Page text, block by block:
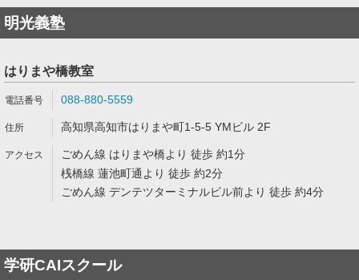
明光義塾
はりまや橋教室
088-880-5559
高知県高知市はりまや町1-5-5 YMビル 2F
ごめん線 はりまや橋より 徒歩 約1分
桟橋線 蓮池町通より 徒歩 約2分
ごめん線 デンテツターミナルビル前より 徒歩 約4分
学研CAIスクール